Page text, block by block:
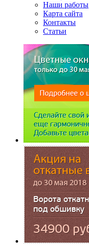
Наши работы
Карта сайта
Контакты
Статьи